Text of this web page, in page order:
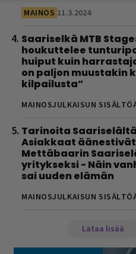
MAINOS 11.3.2024
Saariselkä MTB
houkuttelee
huiput kuin
on paljon muustakin
kilpailusta”
MAINOSJULKAISUN
Tarinoita
Asiakkaat äänestivät
Mettäbaarin
yritykseksi - Näin
sai uuden elämän
MAINOSJULKAISUN
Lataa lisää